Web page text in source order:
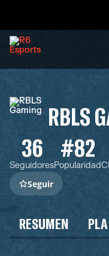
RBLS
36
Seguidores
#82
Popularidad
Seguir
RESUMEN